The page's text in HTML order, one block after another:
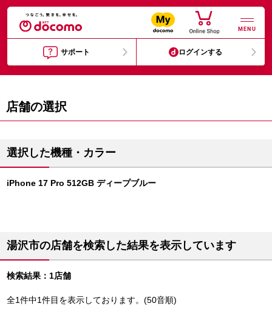
MENU
サポート ログインする
店舗の選択
選択した機種・カラー
iPhone 17 Pro 512GB ディープブルー
湯沢市の店舗を検索した結果を表示しています
検索結果：1店舗
全1件中1件目を表示しております。(50音順)